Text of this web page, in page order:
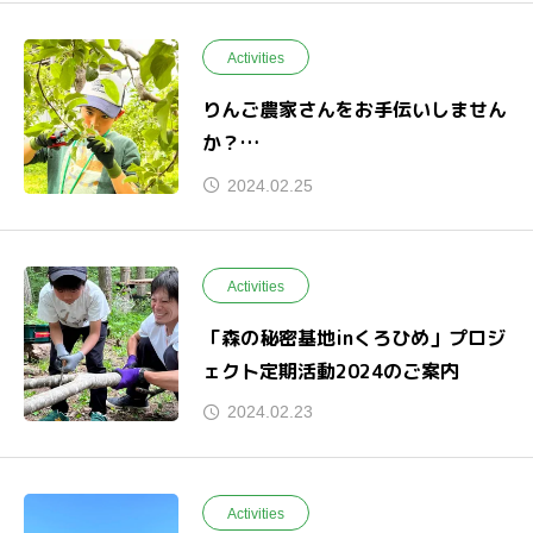
Activities
りんご農家さんをお手伝いしません
か？
援農体験宿泊プラン
2024.02.25
Activities
「森の秘密基地inくろひめ」プロジ
ェクト定期活動2024のご案内
2024.02.23
Activities